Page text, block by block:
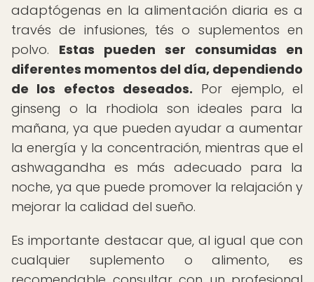
adaptógenas en la alimentación diaria es a
través de infusiones, tés o suplementos en
polvo. Estas pueden ser consumidas en
diferentes momentos del día, dependiendo
de los efectos deseados. Por ejemplo, el
ginseng o la rhodiola son ideales para la
mañana, ya que pueden ayudar a aumentar
la energía y la concentración, mientras que el
ashwagandha es más adecuado para la
noche, ya que puede promover la relajación y
mejorar la calidad del sueño.
Es importante destacar que, al igual que con
cualquier suplemento o alimento, es